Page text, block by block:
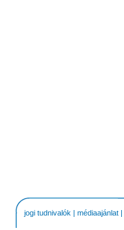
jogi tudnivalók | médiaajánlat |